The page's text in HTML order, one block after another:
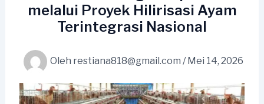
melalui Proyek Hilirisasi Ayam
Terintegrasi Nasional
Oleh restiana818@gmail.com / Mei 14, 2026